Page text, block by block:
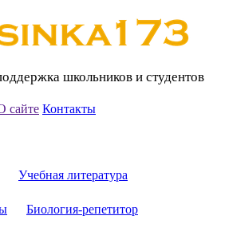
школьников и студентов
сайте Контакты
Учебная литература
Биология-репетитор